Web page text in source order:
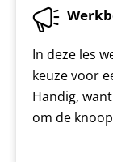
In deze les
keuze voor
Handig,
om de